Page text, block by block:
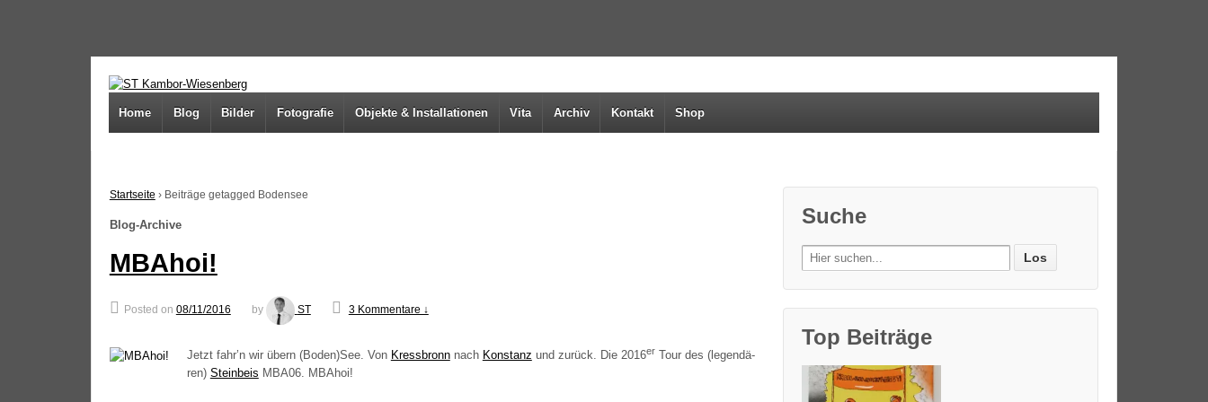
↓
SKIP
Home Blog Bilder Fotografie Objekte & Installationen Vita Archiv Kontakt Shop
Startseite › Beiträge getagged Bodensee
Blog-Archive
MBAhoi!
Posted on 08/11/2016 by ST 3 Kommentare ↓
Jetzt fahr’n wir übern (Boden)See. Von Kress­bronnnach Kon­stanz und zurück. Die 2016er
Tour des (legen­dä­
ren) Stein­beis MBA06. MBAhoi!
Suche
Search
for:
Top Beiträge